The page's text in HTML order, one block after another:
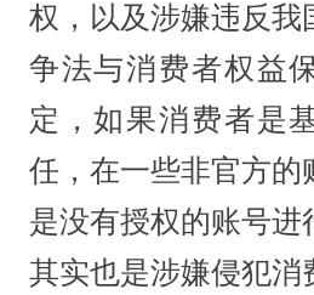
权，以及涉嫌违反我
争法与消费者权益
定，如果消费者是
任，在一些非官方的
是没有授权的账号进
其实也是涉嫌侵犯消